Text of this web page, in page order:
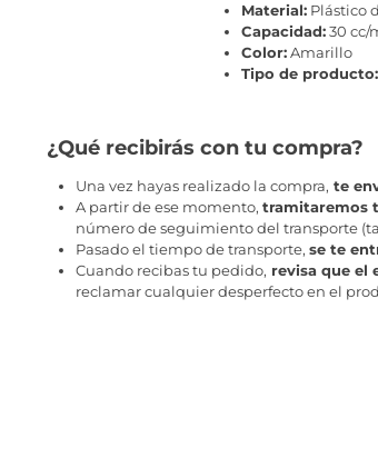
Material: Plástico
Capacidad:30 cc/
Color:Amarillo
Tipo de producto:
¿Qué recibirás con tu compra?
Una vez hayas realizado la compra, te
A partir de ese momento, tramitaremos
número de seguimiento del transporte
Pasado el tiempo de transporte, se te
Cuando recibas tu pedido, revisa que el
reclamar cualquier desperfecto en el